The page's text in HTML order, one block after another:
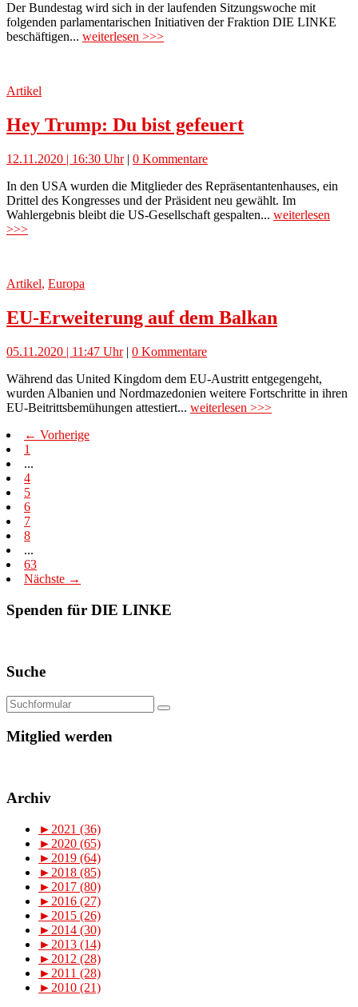
Der Bundestag wird sich in der laufenden Sitzungswoche mit
folgenden parlamentarischen Initiativen der Fraktion DIE LINKE
beschäftigen... weiterlesen >>>
Artikel
Hey Trump: Du bist gefeuert
12.11.2020 | 16:30 Uhr| 0 Kommentare
In den USA wurden die Mitglieder des Repräsentantenhauses, ein
Drittel des Kongresses und der Präsident neu gewählt. Im
Wahlergebnis bleibt die US-Gesellschaft gespalten... weiterlesen
>>>
Artikel, Europa
EU-Erweiterung auf dem Balkan
05.11.2020 | 11:47 Uhr| 0 Kommentare
Während das United Kingdom dem EU-Austritt entgegengeht,
wurden Albanien und Nordmazedonien weitere Fortschritte in ihren
EU-Beitrittsbemühungen attestiert... weiterlesen >>>
← Vorherige
1
...
4
5
6
7
8
...
63
Nächste →
Spenden für DIE LINKE
Suche
Mitglied werden
Archiv
► 2021 (36)
► 2020 (65)
► 2019 (64)
► 2018 (85)
► 2017 (80)
► 2016 (27)
► 2015 (26)
► 2014 (30)
► 2013 (14)
► 2012 (28)
► 2011 (28)
► 2010 (21)